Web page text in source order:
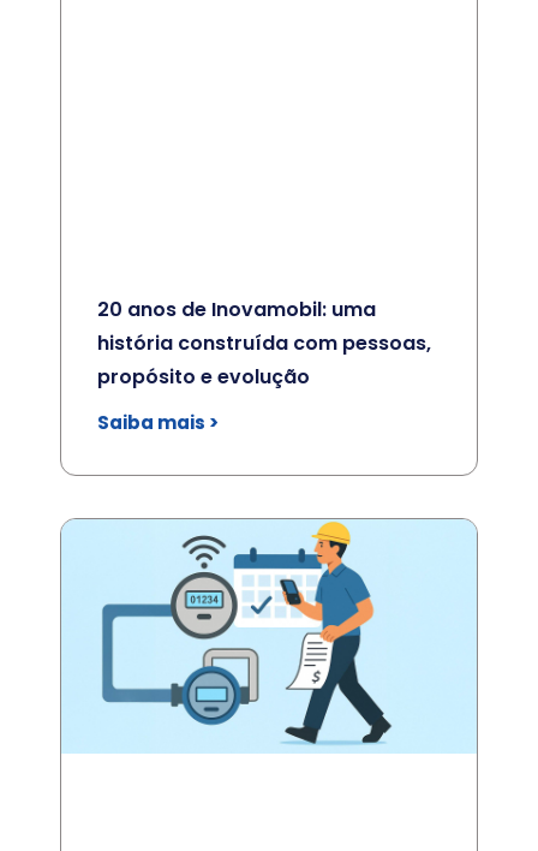
20 anos de Inovamobil: uma
história construída com pessoas,
propósito e evolução
Saiba mais >